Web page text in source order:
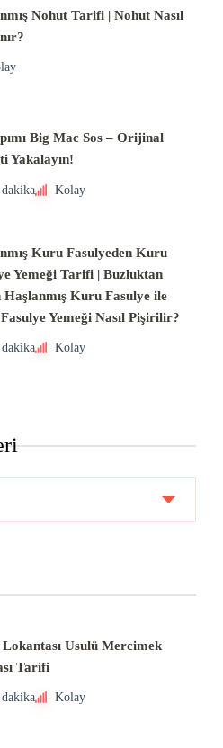
Nohut Tarifi | Nohut Nasıl
Big Mac Sos – Orijinal
Yakalayın!
dakika Kolay
Kuru Fasulyeden Kuru
Yemeği Tarifi | Buzluktan
Haşlanmış Kuru Fasulye ile
Yemeği Nasıl Pişirilir?
Kolay
Lokantası Usulü Mercimek
Tarifi
Kolay